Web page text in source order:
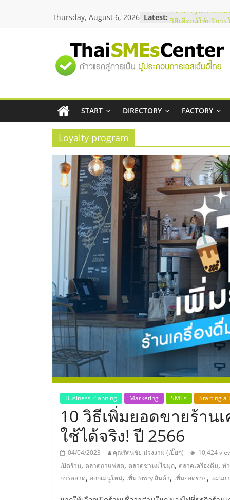
Thursday, August 6, 2026 Latest: บริษัท
อยากหาเงินทุน เพิ่
เริ่มยังไงให้ผ่านฉลุย
สัมมนาออนไลน์ โ
ThaiFranchise
ไชส์ ครั้งที่ 8
ร้านเครื่องเสียงคุ
"ศูนย์
รวม
ข้อมูล
ธุรกิจ
SME
แห่ง
ประเทศไทย,
ThaiSMEsCenter,
รวม
ธุรกิจ
เอ
ส
เอ็
มอี
ไทย,
SMEs,
START DIRECTORY FACTORY
Loyalty program
Business Planning Marketing SMEs Starting a
10 วิธีเพิ่มยอดขายร้า
ใช้ได้จริง! ปี 2566
04/04/2023 คุณรัตนชัย ม่วงงาม (เปี๊ยก) 10,424
เปิดร้าน, ตลาดกาแฟสด, ตลาดชานมไข่มุก, ตลาดเครื่องดื่ม, ท
การตลาด, ออกเมนูใหม่, เพิ่ม Story สินค้า, เพิ่มยอดขาย, แผนก